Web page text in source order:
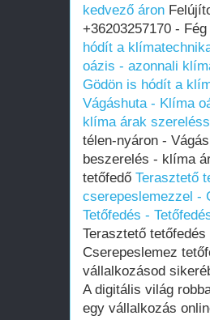
kedvező áron
+36203257170 -
hódít a
oázis - azonnali
Gödön is hódít a
Vágáshuta - Klíma
klíma árak
télen-nyáron -
beszerelés - klíma
tetőfedő Terasztető
cserepeslemezzel -
Tetőfedés -
Terasztető
Cserepeslemez
vállalkozásod
A digitális világ
egy vállalkozás